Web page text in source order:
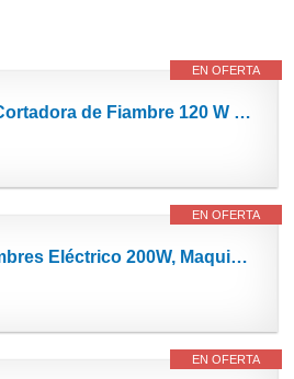
EN OFERTA
VEVOR Cortadora de Fiambre 120 W 1 Cuchilla de Acero Cromado Cortafiambres Eléctrico Espesor...
EN OFERTA
Cortafiambres Eléctrico 200W, Maquina de Cortar Fiambre, 2 Cuchillas de Acero Inoxidable,...
EN OFERTA